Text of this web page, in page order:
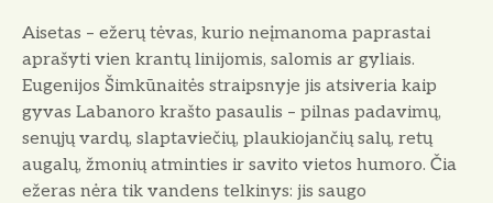
ž
r
a
s
Aisetas – ežerų tėvas, kurio neįmanoma paprastai
aprašyti vien krantų linijomis, salomis ar gyliais.
Eugenijos Šimkūnaitės straipsnyje jis atsiveria kaip
gyvas Labanoro krašto pasaulis – pilnas padavimų,
senųjų vardų, slaptaviečių, plaukiojančių salų, retų
augalų, žmonių atminties ir savito vietos humoro. Čia
ežeras nėra tik vandens telkinys: jis saugo